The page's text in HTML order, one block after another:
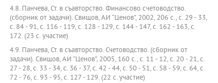
4.8. Панчева, Ст. в съавторство. Финансово счетоводство.
(сборник от задачи). Свищов, АИ “Ценов”, 2002, 206 с., с. 29 - 33,
с. 84 - 91, с. 116 - 119, с. 128 - 129, с. 144 - 147, с. 162 - 163, с.
172. (23 с. участие)
4.9. Панчева, Ст. в съавторство. Счетоводство. (сборник от
задачи). Свищов, АИ “Ценов”, 2005, 160 с., с. 11 - 12, с. 20 - 21, с.
27 - 28, с. 33 - 34, с. 36 - 37, с. 42 - 44, с. 50 - 51, с. 58 - 59, с. 64, с.
72 - 76, с. 93 - 95, с. 127 - 129. (22 с. участие)